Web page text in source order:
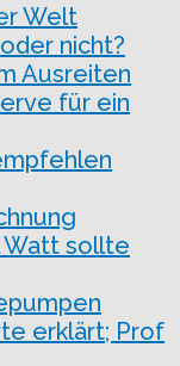
Welt
nicht?
Ausreiten
für ein
Watt sollte
erklärt; Prof